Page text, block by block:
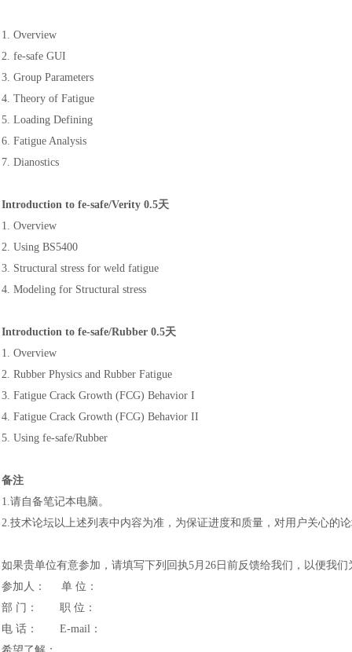
1. Overview
2. fe-safe GUI
3. Group Parameters
4. Theory of Fatigue
5. Loading Defining
6. Fatigue Analysis
7. Dianostics
Introduction to fe-safe/Verity 0.5天
1. Overview
2. Using BS5400
3. Structural stress for weld fatigue
4. Modeling for Structural stress
Introduction to fe-safe/Rubber 0.5天
1. Overview
2. Rubber Physics and Rubber Fatigue
3. Fatigue Crack Growth (FCG) Behavior I
4. Fatigue Crack Growth (FCG) Behavior II
5. Using fe-safe/Rubber
备注
1.请自备笔记本电脑。
2.技术论坛以上述列表中内容为准，为保证进度和质量，对用户关心的
如果贵单位有意参加，请填写下列回执5月26日前反馈给我们，以便我
参加人：
单 位：
部 门：
职 位：
电 话：
E-mail：
汽车交通